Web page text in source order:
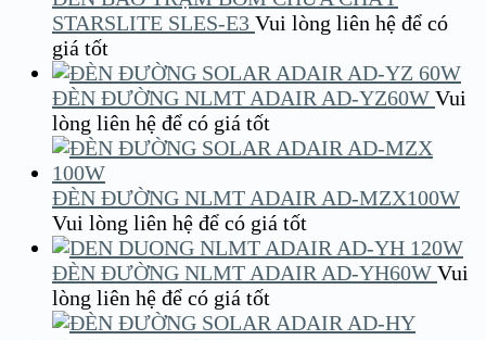
STARSLITE SLES-E3 Vui lòng liên hệ để có
giá tốt
ĐÈN ĐƯỜNG NLMT ADAIR AD-YZ60W Vui
lòng liên hệ để có giá tốt
ĐÈN ĐƯỜNG NLMT ADAIR AD-MZX100W
Vui lòng liên hệ để có giá tốt
ĐÈN ĐƯỜNG NLMT ADAIR AD-YH60W Vui
lòng liên hệ để có giá tốt